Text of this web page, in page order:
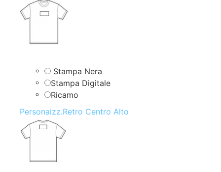
Stampa Nera
Stampa Digitale
Ricamo
Personaizz.Retro Centro Alto